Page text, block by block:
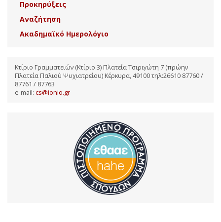
Προκηρύξεις
Αναζήτηση
Ακαδημαϊκό Ημερολόγιο
Κτίριο Γραμματειών (Κτίριο 3) Πλατεία Τσιριγώτη 7 (πρώην
Πλατεία Παλιού Ψυχιατρείου) Κέρκυρα, 49100 τηλ:26610 87760 /
87761 / 87763
e-mail: cs@ionio.gr